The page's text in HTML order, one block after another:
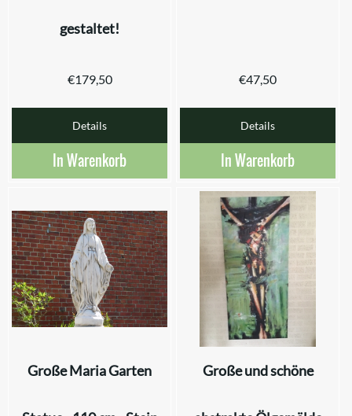
gestaltet!
€179,50
Details
In Warenkorb
€47,50
Details
In Warenkorb
Große Maria Garten Große und schöne